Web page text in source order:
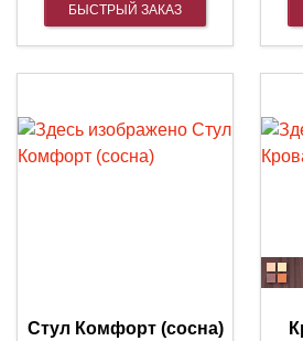
БЫСТРЫЙ ЗАКАЗ
Стул Комфорт (сосна)